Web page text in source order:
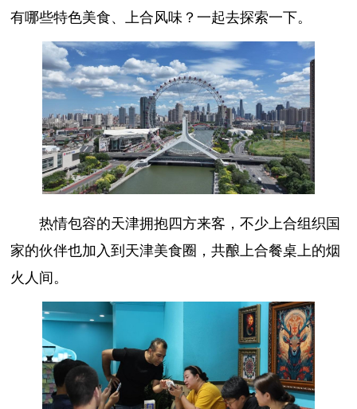
有哪些特色美食、上合风味？一起去探索一下。
热情包容的天津拥抱四方来客，不少上合组织国
家的伙伴也加入到天津美食圈，共酿上合餐桌上的烟
火人间。